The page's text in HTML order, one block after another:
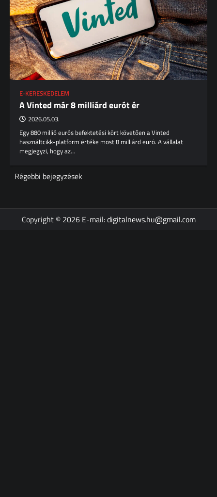
E-KERESKEDELEM
A Vinted már 8 milliárd eurót ér
2026.05.03.
Egy 880 millió eurós befektetési kört követően a Vinted
használtcikk-platform értéke most 8 milliárd euró. A vállalat
megjegyzi, hogy az…
Bejegyzés
Régebbi bejegyzések
Copyright © 2026 E-mail:digitalnews.hu@gmail.com